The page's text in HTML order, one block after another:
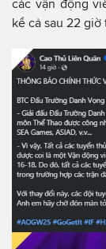
các vận động
kể cả sau 22